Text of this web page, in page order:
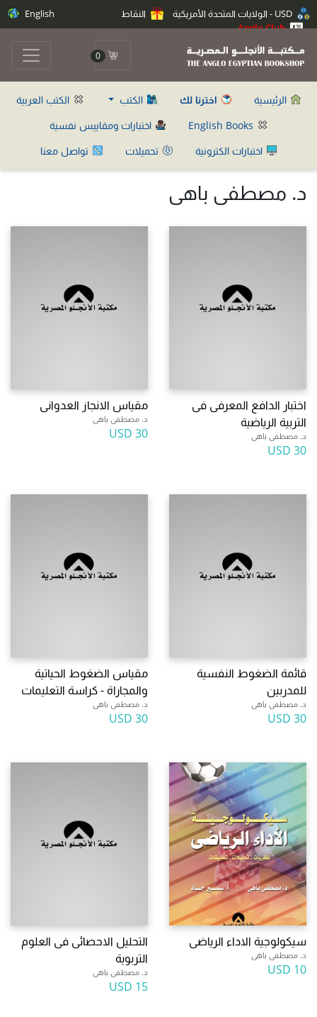
النقاط
Anglo Club
English
0
الرئيسية اخترنا لك الكتب
الكتب العربية
اختبارات ومقاييس نفسية
اختبارات الكترونية
تحميلات تواصل معنا
د. مصطفى باهى
اختبار الدافع المعرفى فى
التربية الرياضية
د. مصطفى باهى
30 USD
مقياس الانجاز العدوانى
د. مصطفى باهى
30 USD
قائمة الضغوط النفسية
للمدربين
د. مصطفى باهى
30 USD
مقياس الضغوط الحياتية
والمجاراة - كراسة التعليمات
د. مصطفى باهى
30 USD
سيكولوجية الاداء الرياضى
د. مصطفى باهى
10 USD
التحليل الاحصائى فى العلوم
التربوية
د. مصطفى باهى
15 USD